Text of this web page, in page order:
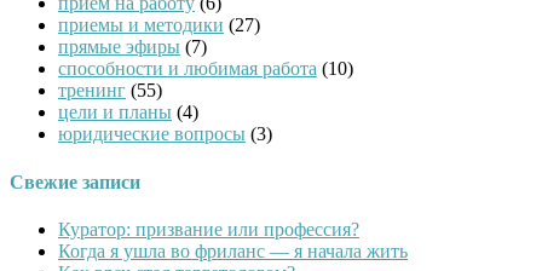
приемы и методики (27)
прямые эфиры (7)
способности и любимая работа (10)
тренинг (55)
цели и планы (4)
юридические вопросы (3)
Свежие записи
Куратор: призвание или профессия?
Когда я ушла во фриланс — я начала жить